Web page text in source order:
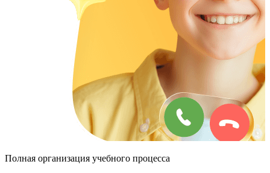
Полная организация учебного процесса